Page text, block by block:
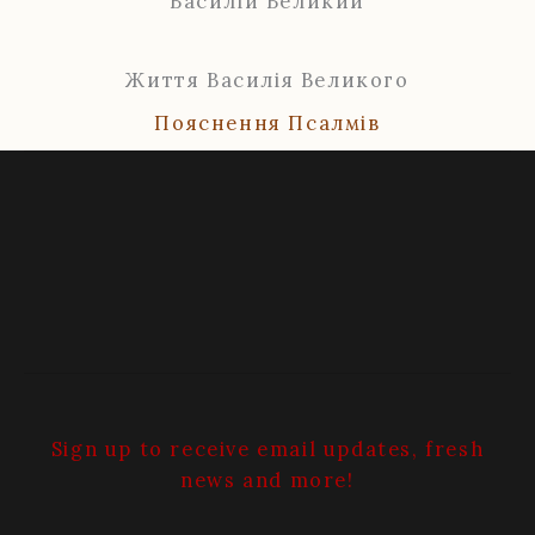
Життя Василія Великого
Пояснення Псалмів
Sign up to receive email updates, fresh
news and more!